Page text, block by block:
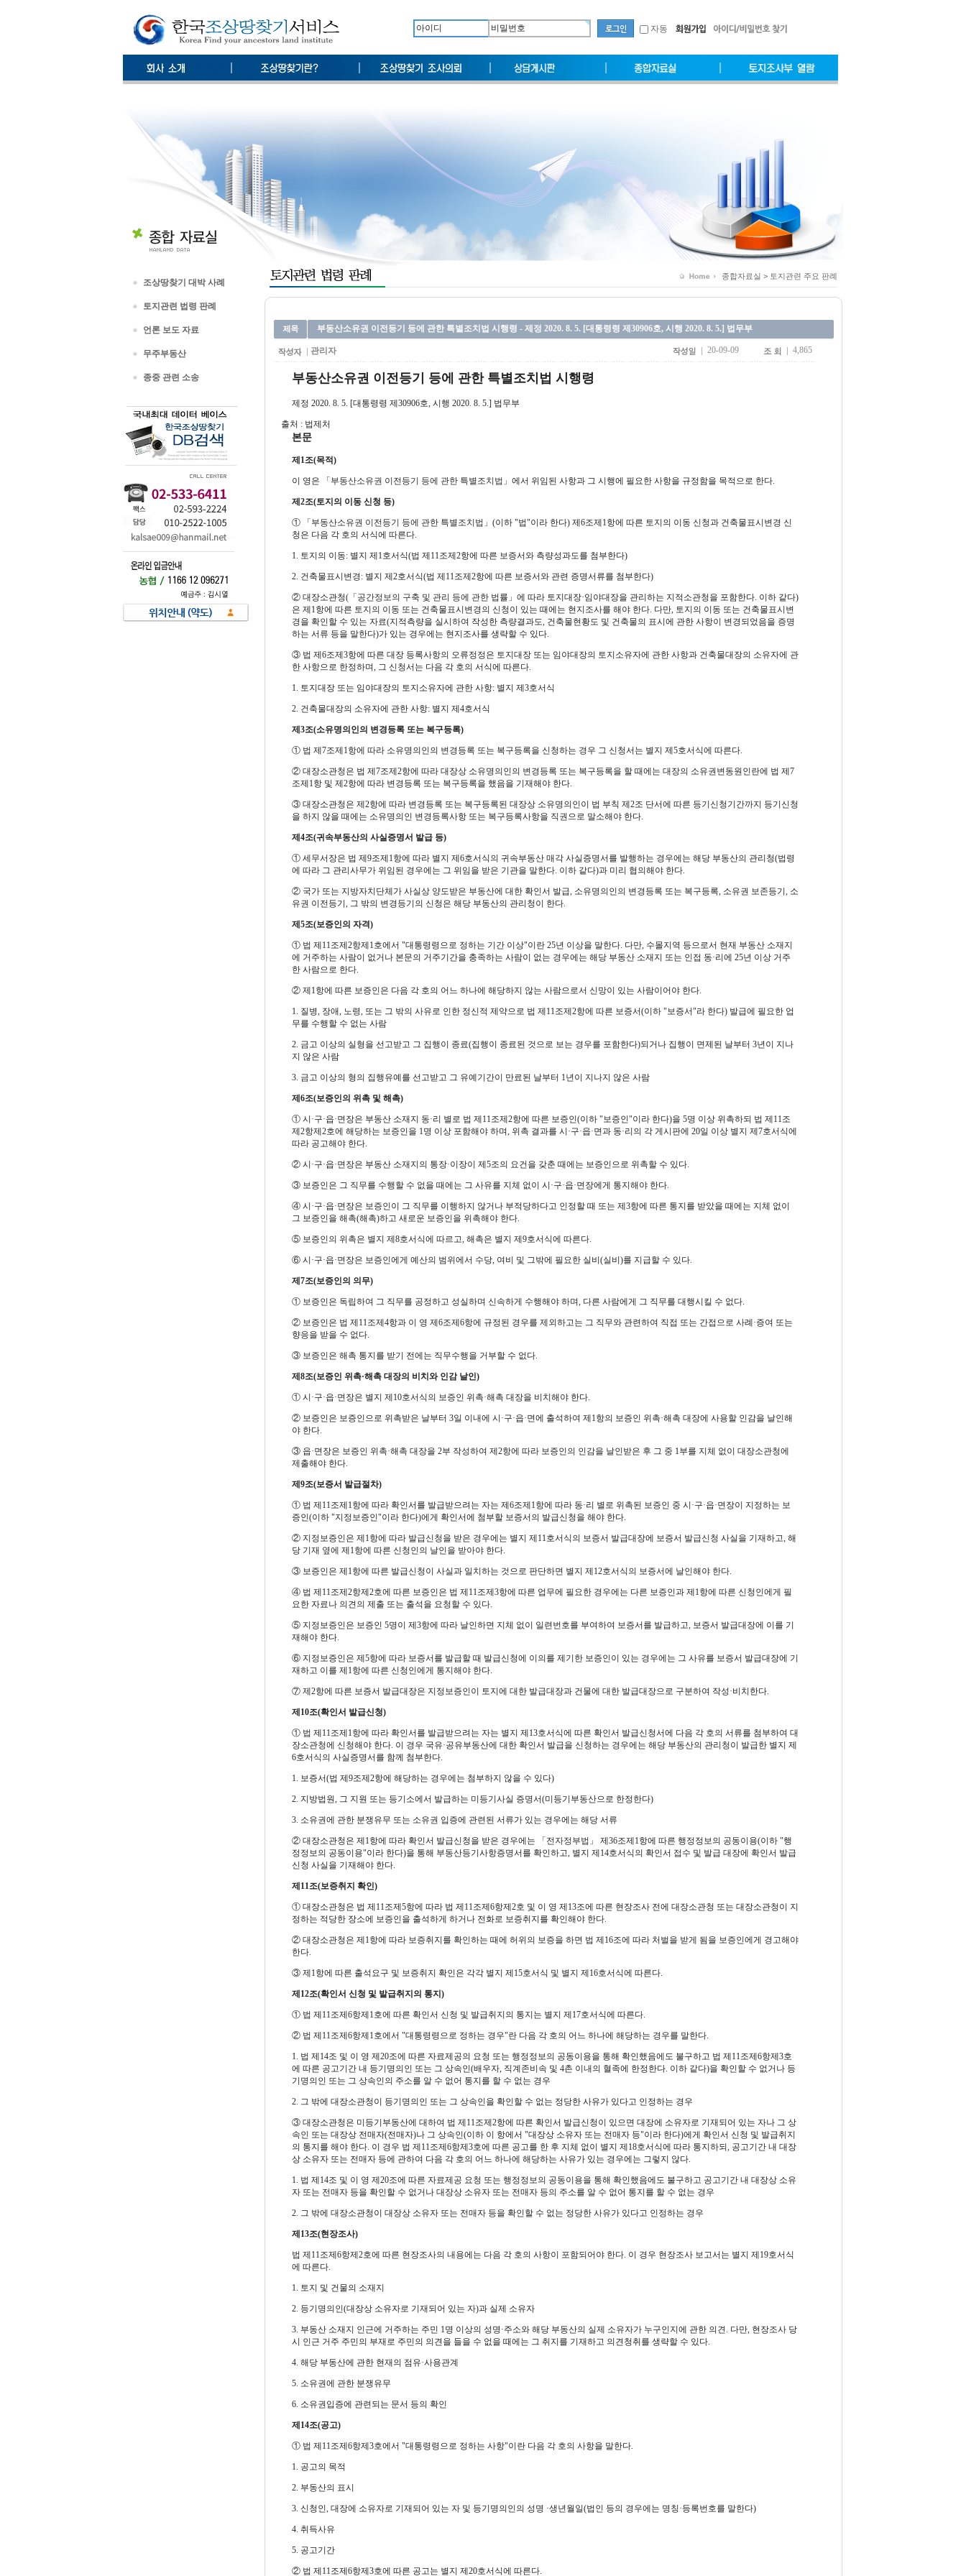
자동
조상땅찾기 대박 사례
토지관련 법령 판례
언론 보도 자료
무주부동산
종중 관련 소송
종합자료실 > 토지관련 주요 판례
부동산소유권 이전등기 등에 관한 특별조치법 시행령 - 제정 2020. 8. 5. [대통령령 제30906호, 시행 2020. 8. 5.] 법무부
관리자 20-09-09 4,865
부동산소유권 이전등기 등에 관한 특별조치법 시행령
제정 2020. 8. 5. [대통령령 제30906호, 시행 2020. 8. 5.] 법무부
출처 : 법제처
본문
제1조(목적)
이 영은 「부동산소유권 이전등기 등에 관한 특별조치법」 에서 위임된 사항과 그 시행에 필요한 사항을 규정함을 목적으로 한다.
제2조(토지의 이동 신청 등)
① 「부동산소유권 이전등기 등에 관한 특별조치법」 (이하 "법"이라 한다) 제6조제1항에 따른 토지의 이동 신청과 건축물표시변경 신
청은 다음 각 호의 서식에 따른다.
1. 토지의 이동: 별지 제1호서식(법 제11조제2항에 따른 보증서와 측량성과도를 첨부한다)
2. 건축물표시변경: 별지 제2호서식(법 제11조제2항에 따른 보증서와 관련 증명서류를 첨부한다)
② 대장소관청(「공간정보의 구축 및 관리 등에 관한 법률」 에 따라 토지대장·임야대장을 관리하는 지적소관청을 포함한다. 이하 같다)
은 제1항에 따른 토지의 이동 또는 건축물표시변경의 신청이 있는 때에는 현지조사를 해야 한다. 다만, 토지의 이동 또는 건축물표시변
경을 확인할 수 있는 자료(지적측량을 실시하여 작성한 측량결과도, 건축물현황도 및 건축물의 표시에 관한 사항이 변경되었음을 증명
하는 서류 등을 말한다)가 있는 경우에는 현지조사를 생략할 수 있다.
③ 법 제6조제3항에 따른 대장 등록사항의 오류정정은 토지대장 또는 임야대장의 토지소유자에 관한 사항과 건축물대장의 소유자에 관
한 사항으로 한정하며, 그 신청서는 다음 각 호의 서식에 따른다.
1. 토지대장 또는 임야대장의 토지소유자에 관한 사항: 별지 제3호서식
2. 건축물대장의 소유자에 관한 사항: 별지 제4호서식
제3조(소유명의인의 변경등록 또는 복구등록)
① 법 제7조제1항에 따라 소유명의인의 변경등록 또는 복구등록을 신청하는 경우 그 신청서는 별지 제5호서식에 따른다.
② 대장소관청은 법 제7조제2항에 따라 대장상 소유명의인의 변경등록 또는 복구등록을 할 때에는 대장의 소유권변동원인란에 법 제7
조제1항 및 제2항에 따라 변경등록 또는 복구등록을 했음을 기재해야 한다.
③ 대장소관청은 제2항에 따라 변경등록 또는 복구등록된 대장상 소유명의인이 법 부칙 제2조 단서에 따른 등기신청기간까지 등기신청
을 하지 않을 때에는 소유명의인 변경등록사항 또는 복구등록사항을 직권으로 말소해야 한다.
제4조(귀속부동산의 사실증명서 발급 등)
① 세무서장은 법 제9조제1항에 따라 별지 제6호서식의 귀속부동산 매각 사실증명서를 발행하는 경우에는 해당 부동산의 관리청(법령
에 따라 그 관리사무가 위임된 경우에는 그 위임을 받은 기관을 말한다. 이하 같다)과 미리 협의해야 한다.
② 국가 또는 지방자치단체가 사실상 양도받은 부동산에 대한 확인서 발급, 소유명의인의 변경등록 또는 복구등록, 소유권 보존등기, 소
유권 이전등기, 그 밖의 변경등기의 신청은 해당 부동산의 관리청이 한다.
제5조(보증인의 자격)
① 법 제11조제2항제1호에서 "대통령령으로 정하는 기간 이상"이란 25년 이상을 말한다. 다만, 수몰지역 등으로서 현재 부동산 소재지
에 거주하는 사람이 없거나 본문의 거주기간을 충족하는 사람이 없는 경우에는 해당 부동산 소재지 또는 인접 동·리에 25년 이상 거주
한 사람으로 한다.
② 제1항에 따른 보증인은 다음 각 호의 어느 하나에 해당하지 않는 사람으로서 신망이 있는 사람이어야 한다.
1. 질병, 장애, 노령, 또는 그 밖의 사유로 인한 정신적 제약으로 법 제11조제2항에 따른 보증서(이하 "보증서"라 한다) 발급에 필요한 업
무를 수행할 수 없는 사람
2. 금고 이상의 실형을 선고받고 그 집행이 종료(집행이 종료된 것으로 보는 경우를 포함한다)되거나 집행이 면제된 날부터 3년이 지나
지 않은 사람
3. 금고 이상의 형의 집행유예를 선고받고 그 유예기간이 만료된 날부터 1년이 지나지 않은 사람
제6조(보증인의 위촉 및 해촉)
① 시·구·읍·면장은 부동산 소재지 동·리 별로 법 제11조제2항에 따른 보증인(이하 "보증인"이라 한다)을 5명 이상 위촉하되 법 제11조
제2항제2호에 해당하는 보증인을 1명 이상 포함해야 하며, 위촉 결과를 시·구·읍·면과 동·리의 각 게시판에 20일 이상 별지 제7호서식에
따라 공고해야 한다.
② 시·구·읍·면장은 부동산 소재지의 통장·이장이 제5조의 요건을 갖춘 때에는 보증인으로 위촉할 수 있다.
③ 보증인은 그 직무를 수행할 수 없을 때에는 그 사유를 지체 없이 시·구·읍·면장에게 통지해야 한다.
④ 시·구·읍·면장은 보증인이 그 직무를 이행하지 않거나 부적당하다고 인정할 때 또는 제3항에 따른 통지를 받았을 때에는 지체 없이
그 보증인을 해촉(해촉)하고 새로운 보증인을 위촉해야 한다.
⑤ 보증인의 위촉은 별지 제8호서식에 따르고, 해촉은 별지 제9호서식에 따른다.
⑥ 시·구·읍·면장은 보증인에게 예산의 범위에서 수당, 여비 및 그밖에 필요한 실비(실비)를 지급할 수 있다.
제7조(보증인의 의무)
① 보증인은 독립하여 그 직무를 공정하고 성실하며 신속하게 수행해야 하며, 다른 사람에게 그 직무를 대행시킬 수 없다.
② 보증인은 법 제11조제4항과 이 영 제6조제6항에 규정된 경우를 제외하고는 그 직무와 관련하여 직접 또는 간접으로 사례·증여 또는
향응을 받을 수 없다.
③ 보증인은 해촉 통지를 받기 전에는 직무수행을 거부할 수 없다.
제8조(보증인 위촉·해촉 대장의 비치와 인감 날인)
① 시·구·읍·면장은 별지 제10호서식의 보증인 위촉·해촉 대장을 비치해야 한다.
② 보증인은 보증인으로 위촉받은 날부터 3일 이내에 시·구·읍·면에 출석하여 제1항의 보증인 위촉·해촉 대장에 사용할 인감을 날인해
야 한다.
③ 읍·면장은 보증인 위촉·해촉 대장을 2부 작성하여 제2항에 따라 보증인의 인감을 날인받은 후 그 중 1부를 지체 없이 대장소관청에
제출해야 한다.
제9조(보증서 발급절차)
① 법 제11조제1항에 따라 확인서를 발급받으려는 자는 제6조제1항에 따라 동·리 별로 위촉된 보증인 중 시·구·읍·면장이 지정하는 보
증인(이하 "지정보증인"이라 한다)에게 확인서에 첨부할 보증서의 발급신청을 해야 한다.
② 지정보증인은 제1항에 따라 발급신청을 받은 경우에는 별지 제11호서식의 보증서 발급대장에 보증서 발급신청 사실을 기재하고, 해
당 기재 옆에 제1항에 따른 신청인의 날인을 받아야 한다.
③ 보증인은 제1항에 따른 발급신청이 사실과 일치하는 것으로 판단하면 별지 제12호서식의 보증서에 날인해야 한다.
④ 법 제11조제2항제2호에 따른 보증인은 법 제11조제3항에 따른 업무에 필요한 경우에는 다른 보증인과 제1항에 따른 신청인에게 필
요한 자료나 의견의 제출 또는 출석을 요청할 수 있다.
⑤ 지정보증인은 보증인 5명이 제3항에 따라 날인하면 지체 없이 일련번호를 부여하여 보증서를 발급하고, 보증서 발급대장에 이를 기
재해야 한다.
⑥ 지정보증인은 제5항에 따라 보증서를 발급할 때 발급신청에 이의를 제기한 보증인이 있는 경우에는 그 사유를 보증서 발급대장에 기
재하고 이를 제1항에 따른 신청인에게 통지해야 한다.
⑦ 제2항에 따른 보증서 발급대장은 지정보증인이 토지에 대한 발급대장과 건물에 대한 발급대장으로 구분하여 작성·비치한다.
제10조(확인서 발급신청)
① 법 제11조제1항에 따라 확인서를 발급받으려는 자는 별지 제13호서식에 따른 확인서 발급신청서에 다음 각 호의 서류를 첨부하여 대
장소관청에 신청해야 한다. 이 경우 국유·공유부동산에 대한 확인서 발급을 신청하는 경우에는 해당 부동산의 관리청이 발급한 별지 제
6호서식의 사실증명서를 함께 첨부한다.
1. 보증서(법 제9조제2항에 해당하는 경우에는 첨부하지 않을 수 있다)
2. 지방법원, 그 지원 또는 등기소에서 발급하는 미등기사실 증명서(미등기부동산으로 한정한다)
3. 소유권에 관한 분쟁유무 또는 소유권 입증에 관련된 서류가 있는 경우에는 해당 서류
② 대장소관청은 제1항에 따라 확인서 발급신청을 받은 경우에는 「전자정부법」
제36조제1항에 따른 행정정보의 공동이용(이하 "행
정정보의 공동이용"이라 한다)을 통해 부동산등기사항증명서를 확인하고, 별지 제14호서식의 확인서 접수 및 발급 대장에 확인서 발급
신청 사실을 기재해야 한다.
제11조(보증취지 확인)
① 대장소관청은 법 제11조제5항에 따라 법 제11조제6항제2호 및 이 영 제13조에 따른 현장조사 전에 대장소관청 또는 대장소관청이 지
정하는 적당한 장소에 보증인을 출석하게 하거나 전화로 보증취지를 확인해야 한다.
② 대장소관청은 제1항에 따라 보증취지를 확인하는 때에 허위의 보증을 하면 법 제16조에 따라 처벌을 받게 됨을 보증인에게 경고해야
한다.
③ 제1항에 따른 출석요구 및 보증취지 확인은 각각 별지 제15호서식 및 별지 제16호서식에 따른다.
제12조(확인서 신청 및 발급취지의 통지)
① 법 제11조제6항제1호에 따른 확인서 신청 및 발급취지의 통지는 별지 제17호서식에 따른다.
② 법 제11조제6항제1호에서 "대통령령으로 정하는 경우"란 다음 각 호의 어느 하나에 해당하는 경우를 말한다.
1. 법 제14조 및 이 영 제20조에 따른 자료제공의 요청 또는 행정정보의 공동이용을 통해 확인했음에도 불구하고 법 제11조제6항제3호
에 따른 공고기간 내 등기명의인 또는 그 상속인(배우자, 직계존비속 및 4촌 이내의 혈족에 한정한다. 이하 같다)을 확인할 수 없거나 등
기명의인 또는 그 상속인의 주소를 알 수 없어 통지를 할 수 없는 경우
2. 그 밖에 대장소관청이 등기명의인 또는 그 상속인을 확인할 수 없는 정당한 사유가 있다고 인정하는 경우
③ 대장소관청은 미등기부동산에 대하여 법 제11조제2항에 따른 확인서 발급신청이 있으면 대장에 소유자로 기재되어 있는 자나 그 상
속인 또는 대장상 전매자(전매자)나 그 상속인(이하 이 항에서 "대장상 소유자 또는 전매자 등"이라 한다)에게 확인서 신청 및 발급취지
의 통지를 해야 한다. 이 경우 법 제11조제6항제3호에 따른 공고를 한 후 지체 없이 별지 제18호서식에 따라 통지하되, 공고기간 내 대장
상 소유자 또는 전매자 등에 관하여 다음 각 호의 어느 하나에 해당하는 사유가 있는 경우에는 그렇지 않다.
1. 법 제14조 및 이 영 제20조에 따른 자료제공 요청 또는 행정정보의 공동이용을 통해 확인했음에도 불구하고 공고기간 내 대장상 소유
자 또는 전매자 등을 확인할 수 없거나 대장상 소유자 또는 전매자 등의 주소를 알 수 없어 통지를 할 수 없는 경우
2. 그 밖에 대장소관청이 대장상 소유자 또는 전매자 등을 확인할 수 없는 정당한 사유가 있다고 인정하는 경우
제13조(현장조사)
법 제11조제6항제2호에 따른 현장조사의 내용에는 다음 각 호의 사항이 포함되어야 한다. 이 경우 현장조사 보고서는 별지 제19호서식
에 따른다.
1. 토지 및 건물의 소재지
2. 등기명의인(대장상 소유자로 기재되어 있는 자)과 실제 소유자
3. 부동산 소재지 인근에 거주하는 주민 1명 이상의 성명·주소와 해당 부동산의 실제 소유자가 누구인지에 관한 의견. 다만, 현장조사 당
시 인근 거주 주민의 부재로 주민의 의견을 들을 수 없을 때에는 그 취지를 기재하고 의견청취를 생략할 수 있다.
4. 해당 부동산에 관한 현재의 점유·사용관계
5. 소유권에 관한 분쟁유무
6. 소유권입증에 관련되는 문서 등의 확인
제14조(공고)
① 법 제11조제6항제3호에서 "대통령령으로 정하는 사항"이란 다음 각 호의 사항을 말한다.
1. 공고의 목적
2. 부동산의 표시
3. 신청인, 대장에 소유자로 기재되어 있는 자 및 등기명의인의 성명 ·생년월일(법인 등의 경우에는 명칭·등록번호를 말한다)
4. 취득사유
5. 공고기간
② 법 제11조제6항제3호에 따른 공고는 별지 제20호서식에 따른다.